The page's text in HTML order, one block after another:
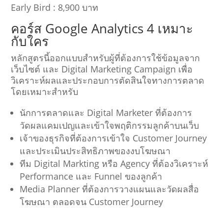
Early Bird : 8,900 บาท
คอร์ส Google Analytics 4 เหมาะ
กับใคร
หลักสูตรนี้ออกแบบสำหรับผู้ที่ต้องการใช้ข้อมูลจาก
เว็บไซต์ และ Digital Marketing Campaign เพื่อ
วิเคราะห์ผลและประกอบการตัดสินใจทางการตลาด
โดยเหมาะสำหรับ
นักการตลาดและ Digital Marketer ที่ต้องการ
วัดผลแคมเปญและเข้าใจพฤติกรรมลูกค้าบนเว็บ
เจ้าของธุรกิจที่ต้องการเข้าใจ Customer Journey
และประเมินประสิทธิภาพของงบโฆษณา
ทีม Digital Markting หรือ Agency ที่ต้องวิเคราะห์
Performance และ Funnel ของลูกค้า
Media Planner ที่ต้องการวางแผนและวัดผลสื่อ
โฆษณา ตลอดจน Customer Journey